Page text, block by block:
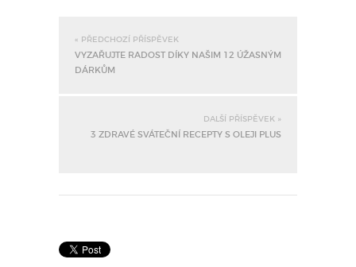
« PŘEDCHOZÍ PŘÍSPĚVEK
VYZAŘUJTE RADOST DÍKY NAŠIM 12 ÚŽASNÝM
DÁRKŮM
DALŠÍ PŘÍSPĚVEK »
3 ZDRAVÉ SVÁTEČNÍ RECEPTY S OLEJI PLUS